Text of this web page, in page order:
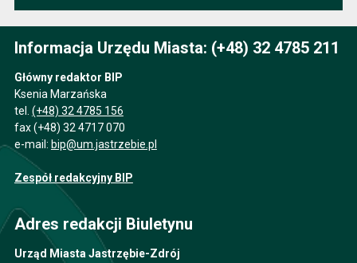
Informacja Urzędu Miasta: (+48) 32 4785 211
Główny redaktor BIP
Ksenia Marzańska
tel. (+48) 32 4785 156
fax (+48) 32 4717 070
e-mail: bip@um.jastrzebie.pl
Zespół redakcyjny BIP
Adres redakcji Biuletynu
Urząd Miasta Jastrzębie-Zdrój